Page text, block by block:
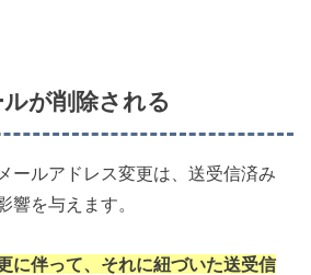
が削除される
ールアドレス変更は、送受信済み
響を与えます。
に伴って、それに紐づいた送受信